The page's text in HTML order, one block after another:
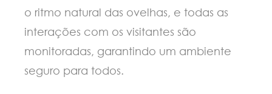
o ritmo natural das ovelhas, e todas as
interações com os visitantes são
monitoradas, garantindo um ambiente
seguro para todos.